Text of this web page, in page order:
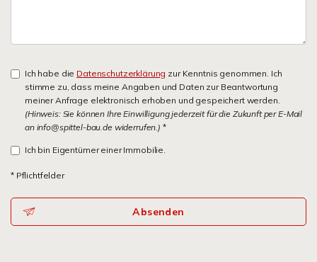
Ich habe die Datenschutzerklärung zur Kenntnis genommen. Ich
stimme zu, dass meine Angaben und Daten zur Beantwortung
meiner Anfrage elektronisch erhoben und gespeichert werden.
(Hinweis: Sie können Ihre Einwilligung jederzeit für die Zukunft per E-Mail
an info@spittel-bau.de widerrufen.) *
Ich bin Eigentümer einer Immobilie.
* Pflichtfelder
Absenden